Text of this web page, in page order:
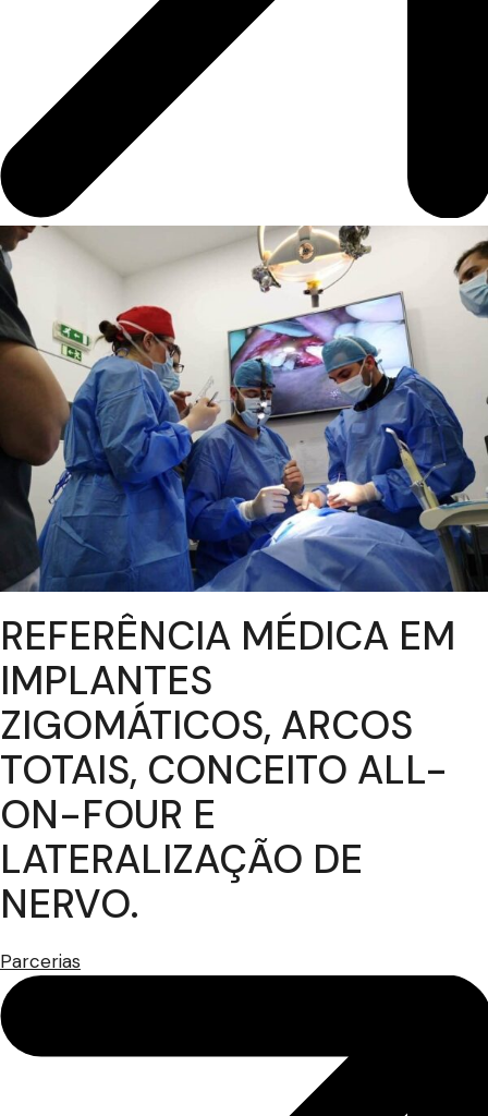
REFERÊNCIA MÉDICA EM
IMPLANTES
ZIGOMÁTICOS, ARCOS
TOTAIS, CONCEITO ALL-
ON-FOUR E
LATERALIZAÇÃO DE
NERVO.
Parcerias